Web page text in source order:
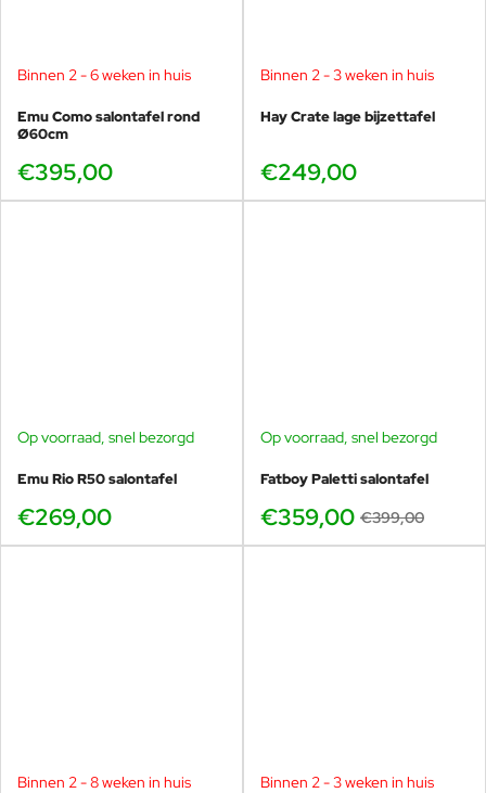
Binnen 2 - 6 weken in huis
Emu Como salontafel rond
Ø60cm
€395,00
Binnen 2 - 3 weken in huis
Hay Crate lage bijzettafel
€249,00
Op voorraad, snel bezorgd
Emu Rio R50 salontafel
€269,00
-10%
Op voorraad, snel bezorgd
Fatboy Paletti salontafel
€359,00 €399,00
Binnen 2 - 8 weken in huis Binnen 2 - 3 weken in huis